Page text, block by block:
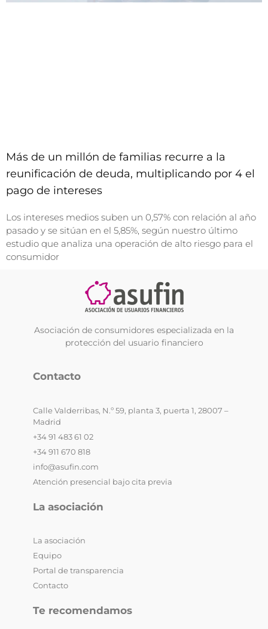
Más de un millón de familias recurre a la
reunificación de deuda, multiplicando por 4 el
pago de intereses
Los intereses medios suben un 0,57% con relación al año
pasado y se sitúan en el 5,85%, según nuestro último
estudio que analiza una operación de alto riesgo para el
consumidor
Asociación de consumidores especializada en la
protección del usuario financiero
Contacto
Calle Valderribas, N.º 59, planta 3, puerta 1, 28007 –
Madrid
+34 91 483 61 02
+34 911 670 818
info@asufin.com
Atención presencial bajo cita previa
La asociación
La asociación
Equipo
Portal de transparencia
Contacto
Te recomendamos